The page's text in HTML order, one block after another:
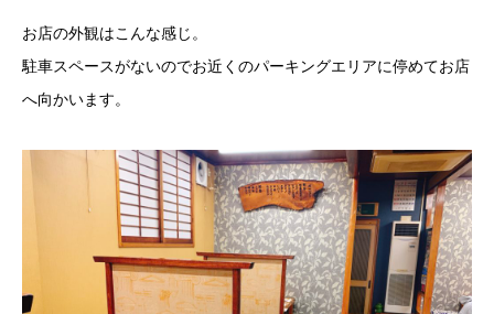
お店の外観はこんな感じ。
駐車スペースがないのでお近くのパーキングエリアに停めてお店
へ向かいます。